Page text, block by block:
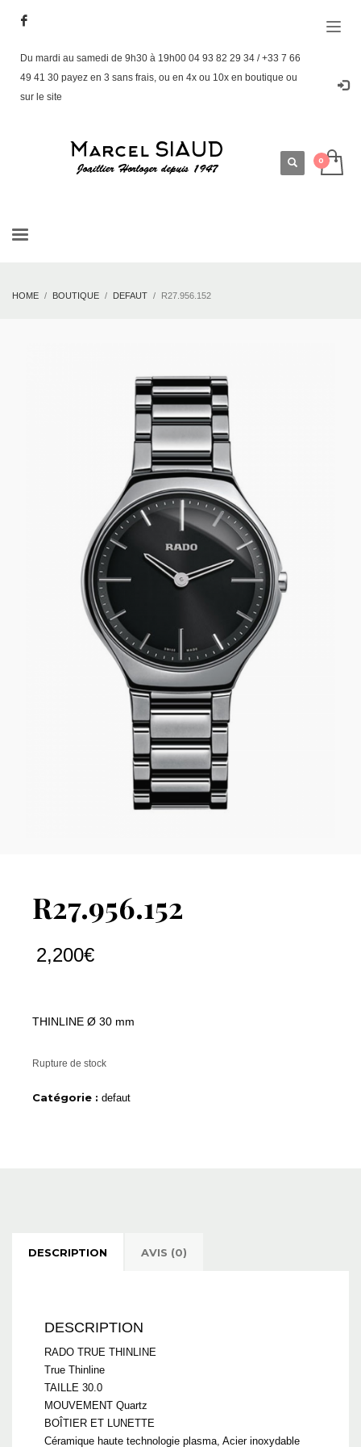
Du mardi au samedi de 9h30 à 19h00 04 93 82 29 34 / +33 7 66
49 41 30 payez en 3 sans frais, ou en 4x ou 10x en boutique ou
sur le site
HOME BOUTIQUE DEFAUT R27.956.152
R27.956.152
2,200€
THINLINE Ø 30 mm
Rupture de stock
Catégorie : defaut
DESCRIPTION AVIS (0)
DESCRIPTION
RADO TRUE THINLINE
True Thinline
TAILLE 30.0
MOUVEMENT Quartz
BOÎTIER ET LUNETTE
Céramique haute technologie plasma, Acier inoxydable